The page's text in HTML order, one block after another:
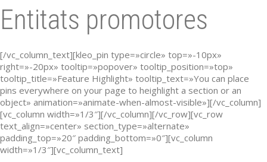
Entitats promotores
[/vc_column_text][kleo_pin type=»circle» top=»-10px»
right=»-20px» tooltip=»popover» tooltip_position=»top»
tooltip_title=»Feature Highlight» tooltip_text=»You can place
pins everywhere on your page to heighlight a section or an
object» animation=»animate-when-almost-visible»][/vc_column]
[vc_column width=»1/3″][/vc_column][/vc_row][vc_row
text_align=»center» section_type=»alternate»
padding_top=»20″ padding_bottom=»0″][vc_column
width=»1/3″][vc_column_text]